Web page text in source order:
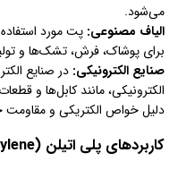
می‌شود.
الیاف مصنوعی: پت مورد
برای پوشاک، فرش، تشک‌ها و
صنایع الکترونیکی: در صنایع
دلیل خواص الکتریکی و مقاومت
کاربردهای پلی اتیلن (Polyethylene)